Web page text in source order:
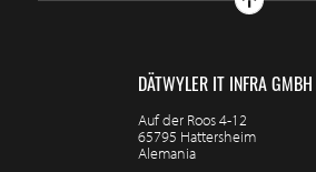
DÄTWYLER IT INFRA GMBH
Auf der Roos 4-12
65795 Hattersheim
Alemania